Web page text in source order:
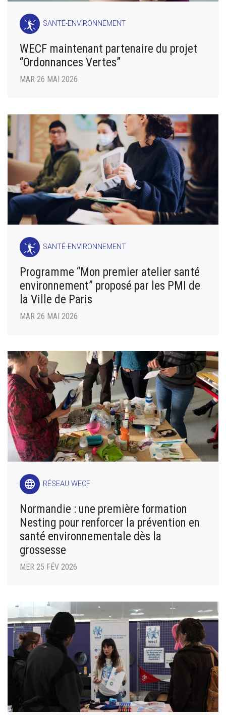
SANTÉ-ENVIRONNEMENT
WECF maintenant partenaire du projet
“Ordonnances Vertes”
MAR 26 MAI 2026
SANTÉ-ENVIRONNEMENT
Programme “Mon premier atelier santé
environnement” proposé par les PMI de
la Ville de Paris
MAR 26 MAI 2026
language RÉSEAU WECF
Normandie : une première formation
Nesting pour renforcer la prévention en
santé environnementale dès la
grossesse
MER 25 FÉV 2026